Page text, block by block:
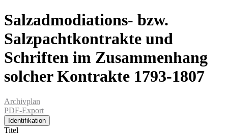
Salzadmodiations- bzw.
Salzpachtkontrakte und
Schriften im Zusammenhang
solcher Kontrakte 1793-1807
Archivplan
PDF-Export
Identifikation
Titel